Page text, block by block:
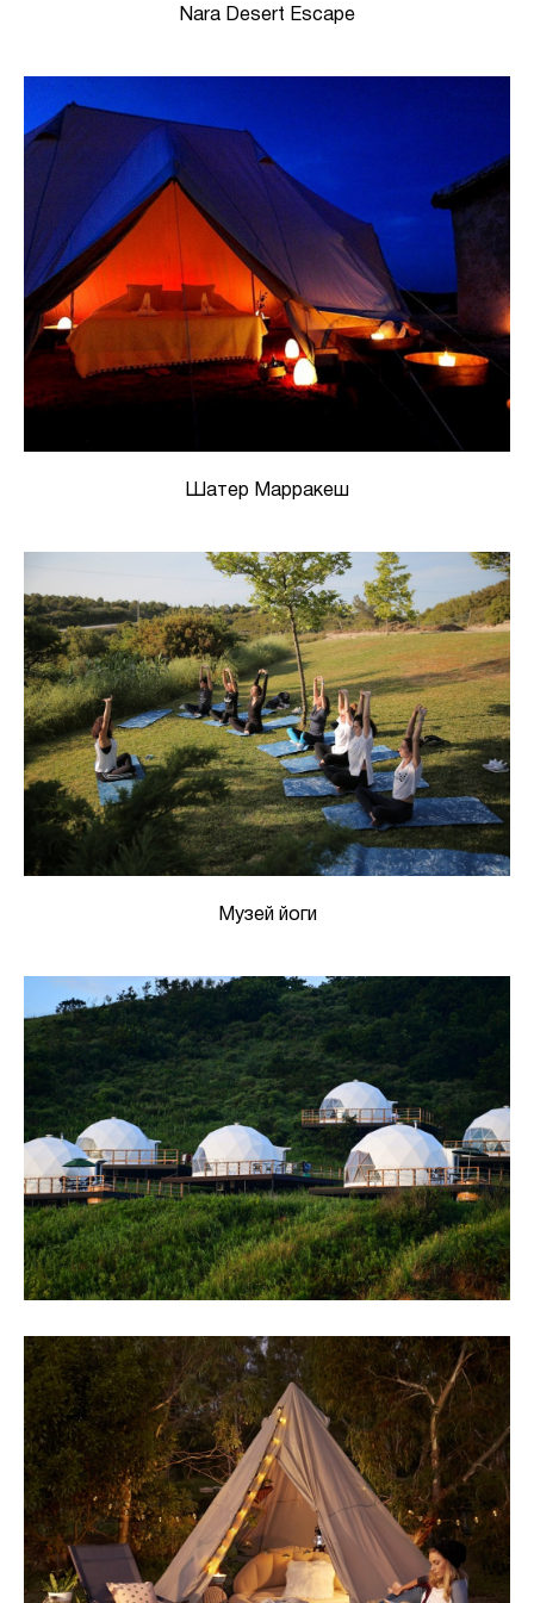
Nara Desert Escape
Шатер Марракеш
Музей йоги